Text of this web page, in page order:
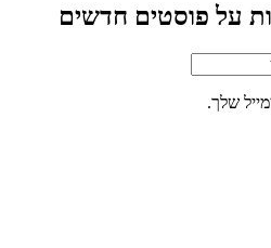
על פוסטים חדשים
שלך.